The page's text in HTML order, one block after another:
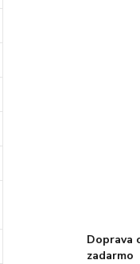
Doprava
zadarmo